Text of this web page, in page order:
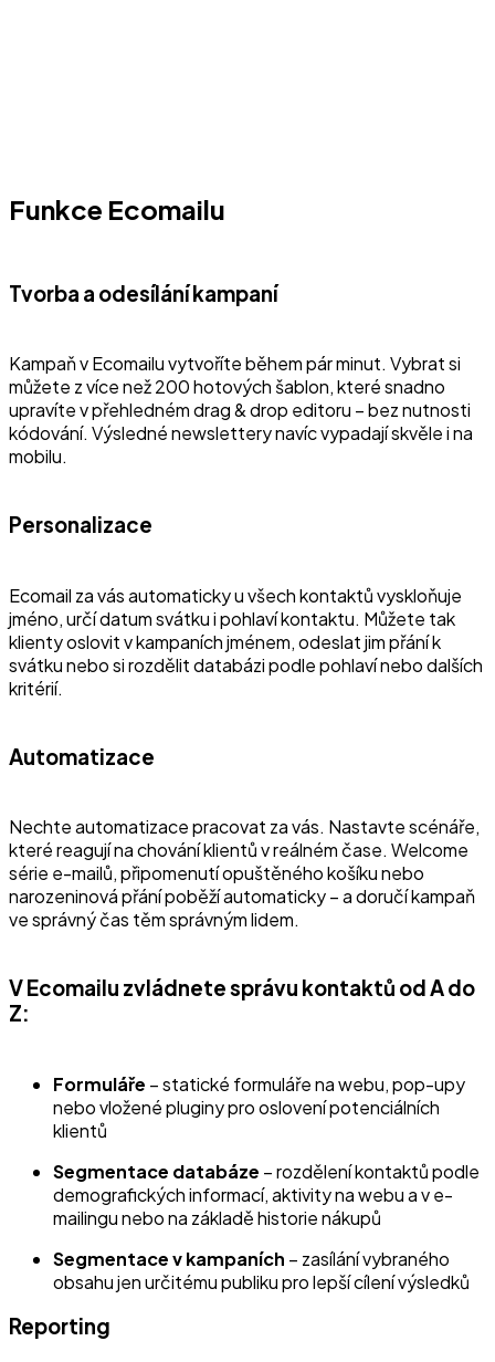
Funkce Ecomailu
Tvorba a odesílání kampaní
Kampaň v Ecomailu vytvoříte během pár minut. Vybrat si
můžete z více než 200 hotových šablon, které snadno
upravíte v přehledném drag & drop editoru – bez nutnosti
kódování. Výsledné newslettery navíc vypadají skvěle i na
mobilu.
Personalizace
Ecomail za vás automaticky u všech kontaktů vyskloňuje
jméno, určí datum svátku i pohlaví kontaktu. Můžete tak
klienty oslovit v kampaních jménem, odeslat jim přání k
svátku nebo si rozdělit databázi podle pohlaví nebo dalších
kritérií.
Automatizace
Nechte automatizace pracovat za vás. Nastavte scénáře,
které reagují na chování klientů v reálném čase. Welcome
série e-mailů, připomenutí opuštěného košíku nebo
narozeninová přání poběží automaticky – a doručí kampaň
ve správný čas těm správným lidem.
V Ecomailu zvládnete správu kontaktů od A do
Z:
Formuláře – statické formuláře na webu, pop-upy
nebo vložené pluginy pro oslovení potenciálních
klientů
Segmentace databáze – rozdělení kontaktů podle
demografických informací, aktivity na webu a v e-
mailingu nebo na základě historie nákupů
Segmentace v kampaních – zasílání vybraného
obsahu jen určitému publiku pro lepší cílení výsledků
Reporting